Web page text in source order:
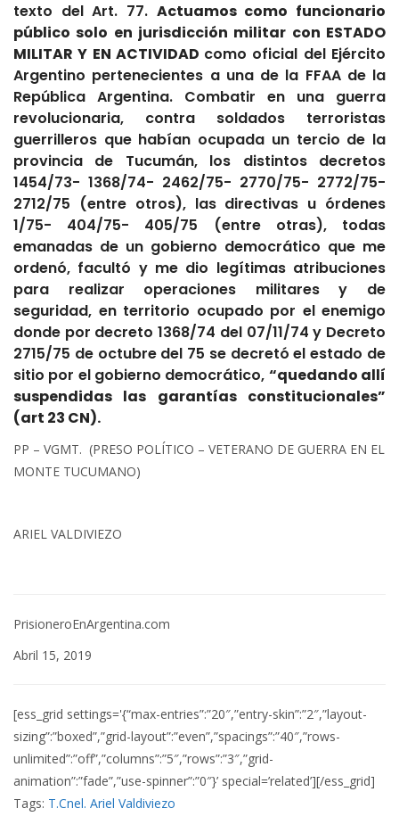
texto del Art. 77. Actuamos como funcionario
público solo en jurisdicción militar con ESTADO
MILITAR Y EN ACTIVIDAD como oficial del Ejército
Argentino pertenecientes a una de la FFAA de la
República Argentina. Combatir en una guerra
revolucionaria, contra soldados terroristas
guerrilleros que habían ocupada un tercio de la
provincia de Tucumán, los distintos decretos
1454/73- 1368/74- 2462/75- 2770/75- 2772/75-
2712/75 (entre otros), las directivas u órdenes
1/75- 404/75- 405/75 (entre otras), todas
emanadas de un gobierno democrático que me
ordenó, facultó y me dio legítimas atribuciones
para realizar operaciones militares y de
seguridad, en territorio ocupado por el enemigo
donde por decreto 1368/74 del 07/11/74 y Decreto
2715/75 de octubre del 75 se decretó el estado de
sitio por el gobierno democrático, “quedando allí
suspendidas las garantías constitucionales”
(art 23 CN).
PP – VGMT. (PRESO POLÍTICO – VETERANO DE GUERRA EN EL
MONTE TUCUMANO)
ARIEL VALDIVIEZO
PrisioneroEnArgentina.com
Abril 15, 2019
[ess_grid settings='{“max-entries”:”20″,”entry-skin”:”2″,”layout-
sizing”:”boxed”,”grid-layout”:”even”,”spacings”:”40″,”rows-
unlimited”:”off”,”columns”:”5″,”rows”:”3″,”grid-
animation”:”fade”,”use-spinner”:”0″}’ special=’related’][/ess_grid]
Tags: T.Cnel. Ariel Valdiviezo